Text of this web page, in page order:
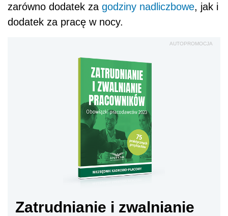
zarówno dodatek za godziny nadliczbowe, jak i
dodatek za pracę w nocy.
AUTOPROMOCJA
Zatrudnianie i zwalnianie